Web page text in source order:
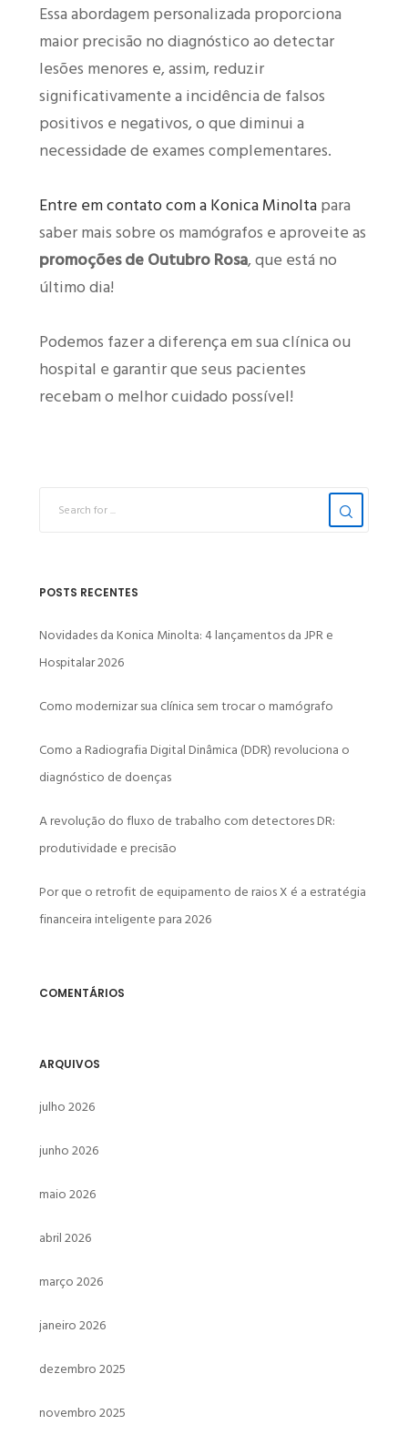
Essa abordagem personalizada proporciona
maior precisão no diagnóstico ao detectar
lesões menores e, assim, reduzir
significativamente a incidência de falsos
positivos e negativos, o que diminui a
necessidade de exames complementares.
Entre em contato com a Konica Minoltapara
saber mais sobre os mamógrafos e aproveite as
promoções de Outubro Rosa, que está no
último dia!
Podemos fazer a diferença em sua clínica ou
hospital e garantir que seus pacientes
recebam o melhor cuidado possível!
POSTS RECENTES
Novidades da Konica Minolta: 4 lançamentos da JPR e
Hospitalar 2026
Como modernizar sua clínica sem trocar o mamógrafo
Como a Radiografia Digital Dinâmica (DDR) revoluciona o
diagnóstico de doenças
A revolução do fluxo de trabalho com detectores DR:
produtividade e precisão
Por que o retrofit de equipamento de raios X é a estratégia
financeira inteligente para 2026
COMENTÁRIOS
ARQUIVOS
julho 2026
junho 2026
maio 2026
abril 2026
março 2026
janeiro 2026
dezembro 2025
novembro 2025